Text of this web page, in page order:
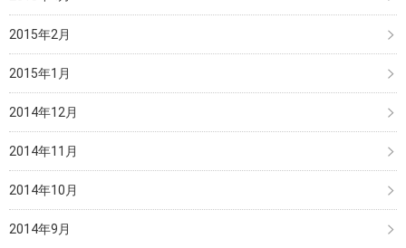
2015年2月
2015年1月
2014年12月
2014年11月
2014年10月
2014年9月